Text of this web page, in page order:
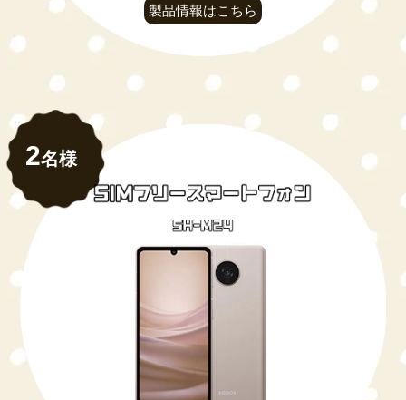
製品情報はこちら
2名様